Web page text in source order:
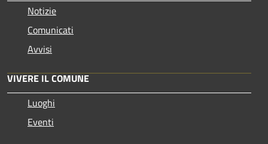
Notizie
Comunicati
Avvisi
VIVERE IL COMUNE
Luoghi
Eventi